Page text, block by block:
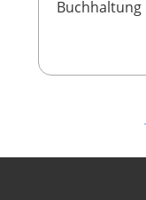
Buchhaltung